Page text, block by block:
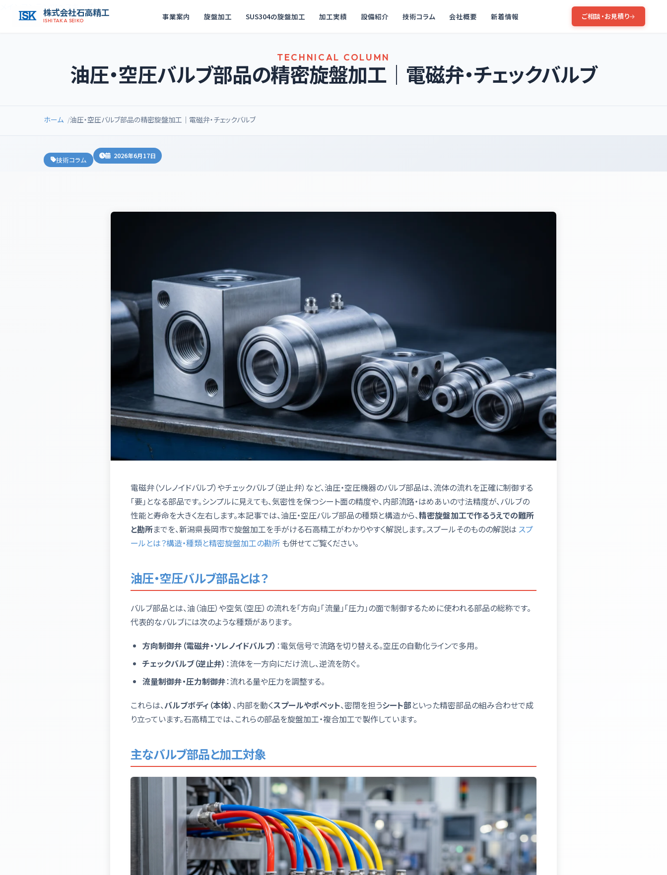
メインコンテンツへスキップ
株式会社石高精工
ISHITAKA SEIKO 事業案内 旋盤加工 SUS304の旋盤加工 加工実績 設備紹介 技術コラム 会社概要 新着情報 ご相談・お見積り
TECHNICAL COLUMN
油圧・空圧バルブ部品の精密旋盤加工｜電磁弁・チェックバルブ
ホーム 油圧・空圧バルブ部品の精密旋盤加工｜電磁弁・チェックバルブ
技術コラム 2026年6月17日
電磁弁（ソレノイドバルブ）やチェックバルブ（逆止弁）など、油圧・空圧機器のバルブ部品は、流体の流れを正確に制御する
「要」となる部品です。シンプルに見えても、気密性を保つシート面の精度や、内部流路・はめあいの寸法精度が、バルブの
性能と寿命を大きく左右します。本記事では、油圧・空圧バルブ部品の種類と構造から、精密旋盤加工で作るうえでの難所
と勘所までを、新潟県長岡市で旋盤加工を手がける石高精工がわかりやすく解説します。スプールそのものの解説は スプ
ールとは？構造・種類と精密旋盤加工の勘所 も併せてご覧ください。
油圧・空圧バルブ部品とは？
バルブ部品とは、油（油圧）や空気（空圧）の流れを「方向」「流量」「圧力」の面で制御するために使われる部品の総称です。
代表的なバルブには次のような種類があります。
方向制御弁（電磁弁・ソレノイドバルブ） ：電気信号で流路を切り替える。空圧の自動化ラインで多用。
チェックバルブ（逆止弁） ：流体を一方向にだけ流し、逆流を防ぐ。
流量制御弁・圧力制御弁：流れる量や圧力を調整する。
これらは、バルブボディ（本体） 、内部を動くスプールやポペット、密閉を担うシート部といった精密部品の組み合わせで成
り立っています。石高精工では、これらの部品を旋盤加工・複合加工で製作しています。
主なバルブ部品と加工対象